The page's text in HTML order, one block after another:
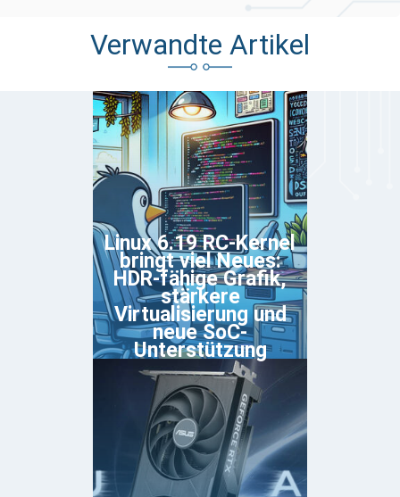
Verwandte Artikel
Linux 6.19 RC-Kernel
bringt viel Neues:
HDR-fähige Grafik,
stärkere
Virtualisierung und
neue SoC-
Unterstützung